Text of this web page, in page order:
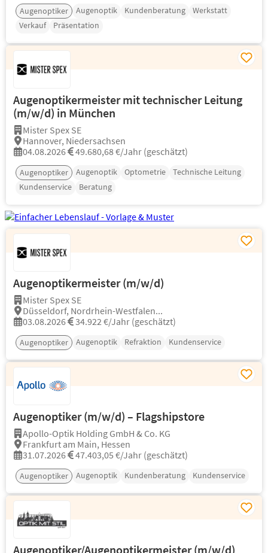
Augenoptiker Augenoptik Kundenberatung
Werkstatt
Verkauf
Präsentation
Augenoptikermeister mit technischer Leitung
(m/w/d) in München
Mister Spex SE
Hannover, Niedersachsen
04.08.2026
49.680,68 €/Jahr (geschätzt)
Augenoptiker Augenoptik Optometrie
Technische Leitung
Kundenservice
Beratung
Augenoptikermeister (m/w/d)
Mister Spex SE
Düsseldorf, Nordrhein-Westfalen...
03.08.2026
34.922 €/Jahr (geschätzt)
Augenoptiker Augenoptik Refraktion Kundenservice
Augenoptiker (m/w/d) – Flagshipstore
Apollo-Optik Holding GmbH & Co. KG
Frankfurt am Main, Hessen
31.07.2026
47.403,05 €/Jahr (geschätzt)
Augenoptiker Augenoptik Kundenberatung Kundenservice
Augenoptiker/Augenoptikermeister (m/w/d)